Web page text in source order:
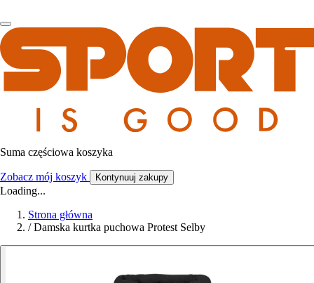
Suma częściowa koszyka
Zobacz mój koszyk Kontynuuj zakupy
Loading...
Strona główna
/ Damska kurtka puchowa Protest Selby